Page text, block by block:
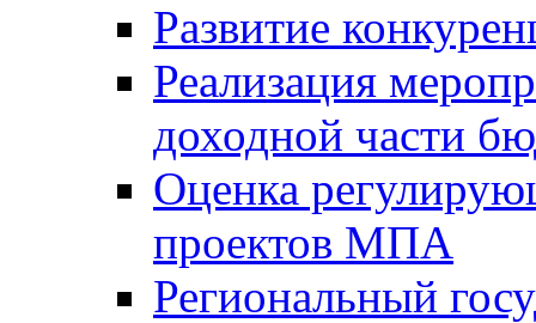
Развитие
Реализация
доходной части
Оценка
проектов МПА
Региональный